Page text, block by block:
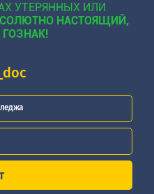
УТЕРЯННЫХ ИЛИ
НАСТОЯЩИЙ,